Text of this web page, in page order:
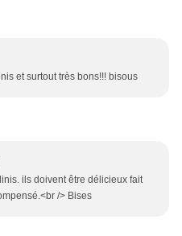
et surtout très bons!!! bisous
ils doivent être délicieux fait
/> Bises